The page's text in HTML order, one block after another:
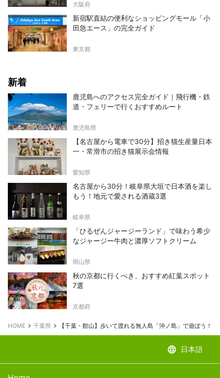
大阪府
新宿駅直結の便利なショッピングモール「小
田急エース」の完全ガイド
東京都
新着
鹿児島へのアクセス完全ガイド｜飛行機・鉄
道・フェリーで行くおすすめルート
鹿児島県
【名古屋から電車で30分】招き猫生産量日本
一・常滑市の招き猫展示会情報
愛知県
名古屋から30分！岐阜県大垣で日本酒を楽し
もう！地元で愛される酒蔵3選
岐阜県
「ひるぜんジャージーランド」で味わう希少
なジャージー牛肉と濃厚ソフトクリーム
岡山県
秋の京都に行くべき、おすすめ紅葉スポット
7選
京都府
HOME 千葉県 【千葉・館山】歩いて渡れる無人島「沖ノ島」で遊ぼう！
language 日本語